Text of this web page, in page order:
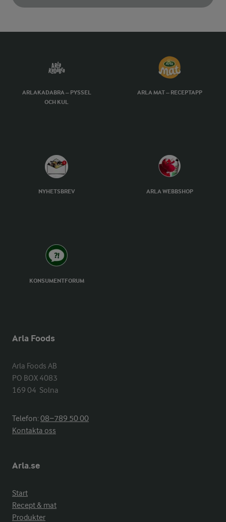
ARLAKADABRA – PYSSEL
OCH KUL
ARLA MAT – RECEPTAPP
NYHETSBREV ARLA WEBBSHOP
KONSUMENTFORUM
Arla Foods
Arla Foods AB
PO BOX 4083
169 04  Solna
Telefon:08−789 50 00
Kontakta oss
Arla.se
Start
Recept & mat
Produkter